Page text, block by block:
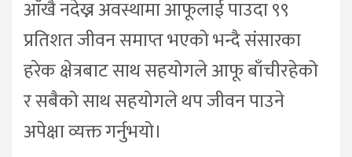
आँखै नदेख्न अवस्थामा आफूलाई पाउदा ९९
प्रतिशत जीवन समाप्त भएको भन्दै संसारका
हरेक क्षेत्रबाट साथ सहयोगले आफू बाँचीरहेको
र सबैको साथ सहयोगले थप जीवन पाउने
अपेक्षा व्यक्त गर्नुभयो।